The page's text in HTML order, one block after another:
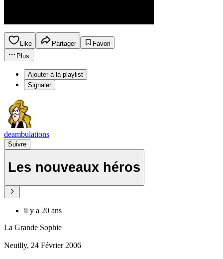
Like Partager
Favori
Plus
Ajouter à la playlist
Signaler
deambulations
Suivre
Les nouveaux héros
il y a 20 ans
La Grande Sophie
Neuilly, 24 Février 2006